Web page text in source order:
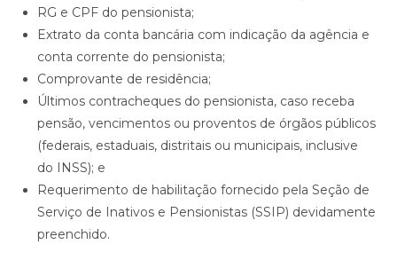
RG e CPF do pensionista;
Extrato da conta bancária com indicação da agência e
conta corrente do pensionista;
Comprovante de residência;
Últimos contracheques do pensionista, caso receba
pensão, vencimentos ou proventos de órgãos públicos
(federais, estaduais, distritais ou municipais, inclusive
do INSS); e
Requerimento de habilitação fornecido pela Seção de
Serviço de Inativos e Pensionistas (SSIP) devidamente
preenchido.